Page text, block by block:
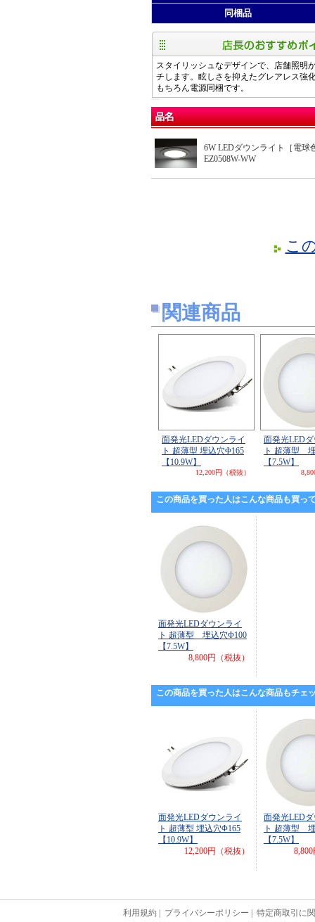
同梱品
スタイリッシュなデザインで、店舗照明
チします。眩しさを抑えたグレアレス強
もちろん電源同梱です。
6W LEDダウンライト［電球
EZ0508W-WW
こ
関連商品
面発光LEDダウンライ
ト 超薄型 埋込穴Φ165
【10.9W】
12,200円（税抜）
面発光LED
ト 超薄型
【7.5W】
この商品を買った人はこんな商品も買っ
面発光LEDダウンライ
ト 超薄型 埋込穴Φ100
【7.5W】
8,800円（税抜）
この商品を買った人はこんな商品もチェ
面発光LEDダウンライ
ト 超薄型 埋込穴Φ165
【10.9W】
12,200円（税抜）
面発光LED
ト 超薄型
【7.5W】
利用規約 プライバシーポリシー 特定商取引に